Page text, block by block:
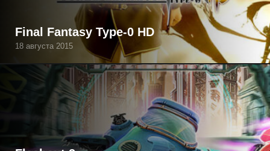
Final Fantasy Type-0 HD
18 августа 2015